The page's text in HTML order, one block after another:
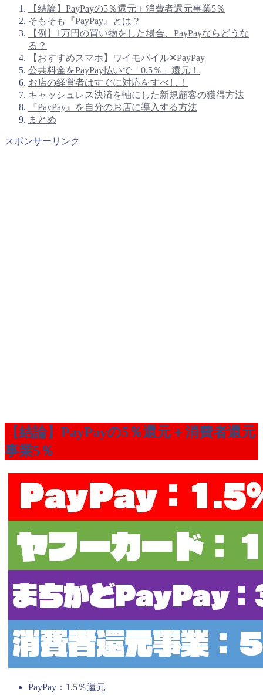
【結論】PayPayの5％還元＋消費者還元事業5％
そもそも『PayPay』とは？
【例】1万円の買い物をした場合、PayPayならどうな
る？
【おすすめスマホ】ワイモバイル✕PayPay
公共料金をPayPay払いで「0.5％」還元！
お店の経営者はすぐに対応をすべし！
キャッシュレス決済を軸にした新規顧客の獲得方法
『PayPay』を自分のお店に導入する方法
まとめ
スポンサーリンク
【結論】PayPayの5％還元＋消費者還元
事業5％
PayPay：1.5％還元